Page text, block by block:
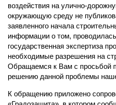
воздействия на улично-
окружающую среду не
заявленного начала
информации о том,
государственная экспертиза
необходимые разрешения на
Обращаемся к Вам с просьбой
решению данной проблемы
К обращению приложено